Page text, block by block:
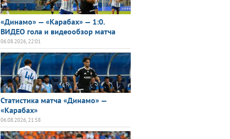
«Динамо» — «Карабах» — 1:0.
ВИДЕО гола и видеообзор матча
06.08.2026, 22:01
Статистика матча «Динамо» —
«Карабах»
06.08.2026, 21:58